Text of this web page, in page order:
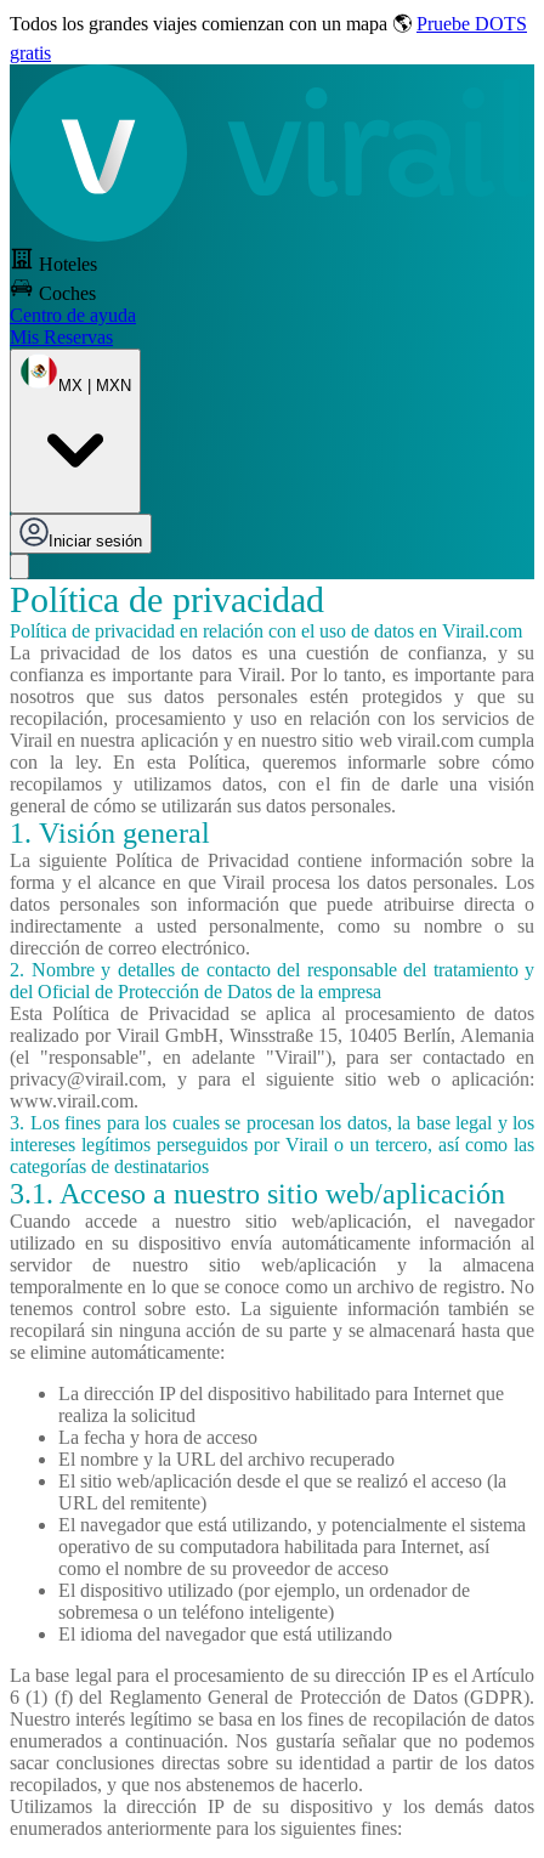
Todos los grandes viajes comienzan con un mapa 🌎 Pruebe DOTS
gratis
Hoteles
Coches
Centro de ayuda
Mis Reservas
MX | MXN
Iniciar sesión
Política de privacidad
Política de privacidad en relación con el uso de datos en Virail.com
La privacidad de los datos es una cuestión de confianza, y su
confianza es importante para Virail. Por lo tanto, es importante para
nosotros que sus datos personales estén protegidos y que su
recopilación, procesamiento y uso en relación con los servicios de
Virail en nuestra aplicación y en nuestro sitio web virail.com cumpla
con la ley. En esta Política, queremos informarle sobre cómo
recopilamos y utilizamos datos, con el fin de darle una visión
general de cómo se utilizarán sus datos personales.
1. Visión general
La siguiente Política de Privacidad contiene información sobre la
forma y el alcance en que Virail procesa los datos personales. Los
datos personales son información que puede atribuirse directa o
indirectamente a usted personalmente, como su nombre o su
dirección de correo electrónico.
2. Nombre y detalles de contacto del responsable del tratamiento y
del Oficial de Protección de Datos de la empresa
Esta Política de Privacidad se aplica al procesamiento de datos
realizado por Virail GmbH, Winsstraße 15, 10405 Berlín, Alemania
(el "responsable", en adelante "Virail"), para ser contactado en
privacy@virail.com, y para el siguiente sitio web o aplicación:
www.virail.com.
3. Los fines para los cuales se procesan los datos, la base legal y los
intereses legítimos perseguidos por Virail o un tercero, así como las
categorías de destinatarios
3.1. Acceso a nuestro sitio web/aplicación
Cuando accede a nuestro sitio web/aplicación, el navegador
utilizado en su dispositivo envía automáticamente información al
servidor de nuestro sitio web/aplicación y la almacena
temporalmente en lo que se conoce como un archivo de registro. No
tenemos control sobre esto. La siguiente información también se
recopilará sin ninguna acción de su parte y se almacenará hasta que
se elimine automáticamente:
La dirección IP del dispositivo habilitado para Internet que
realiza la solicitud
La fecha y hora de acceso
El nombre y la URL del archivo recuperado
El sitio web/aplicación desde el que se realizó el acceso (la
URL del remitente)
El navegador que está utilizando, y potencialmente el sistema
operativo de su computadora habilitada para Internet, así
como el nombre de su proveedor de acceso
El dispositivo utilizado (por ejemplo, un ordenador de
sobremesa o un teléfono inteligente)
El idioma del navegador que está utilizando
La base legal para el procesamiento de su dirección IP es el Artículo
6 (1) (f) del Reglamento General de Protección de Datos (GDPR).
Nuestro interés legítimo se basa en los fines de recopilación de datos
enumerados a continuación. Nos gustaría señalar que no podemos
sacar conclusiones directas sobre su identidad a partir de los datos
recopilados, y que nos abstenemos de hacerlo.
Utilizamos la dirección IP de su dispositivo y los demás datos
enumerados anteriormente para los siguientes fines: